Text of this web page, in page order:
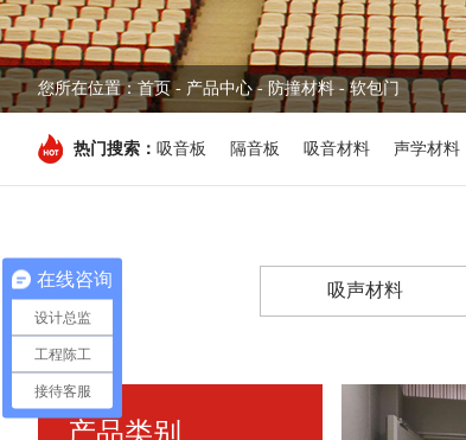
您所在位置：首页- 产品中心- 防撞材料 - 软包门
热门搜索： 吸音板 隔音板 吸音材料 声学材料
吸声材料
产品类别
在线咨询
设计总监
工程陈工
接待客服